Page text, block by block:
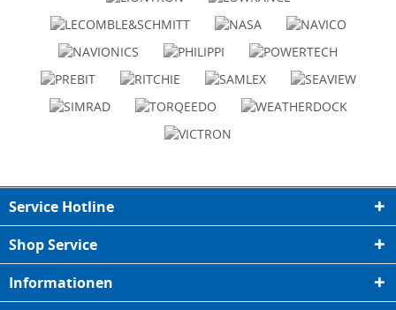
Service Hotline
Shop Service
Informationen